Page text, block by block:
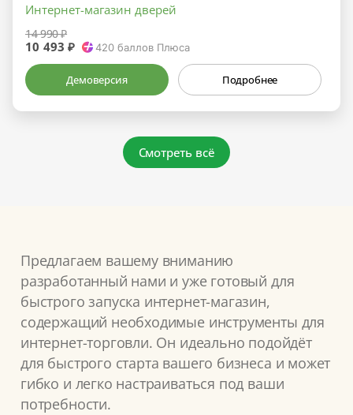
Интернет-магазин дверей
14 990 ₽
10 493 ₽ 420баллов Плюса
Демоверсия Подробнее
Смотреть всё
Предлагаем вашему вниманию
разработанный нами и уже готовый для
быстрого запуска интернет-магазин,
содержащий необходимые инструменты для
интернет-торговли. Он идеально подойдёт
для быстрого старта вашего бизнеса и может
гибко и легко настраиваться под ваши
потребности.